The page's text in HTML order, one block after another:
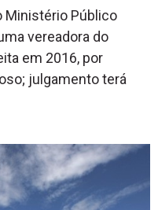
Ministério Público
vereadora do
em 2016, por
julgamento terá